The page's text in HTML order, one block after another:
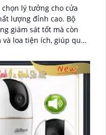
lý tưởng cho cửa
lượng đỉnh cao. Bộ
giám sát tốt mà còn
loa tiện ích, giúp quản